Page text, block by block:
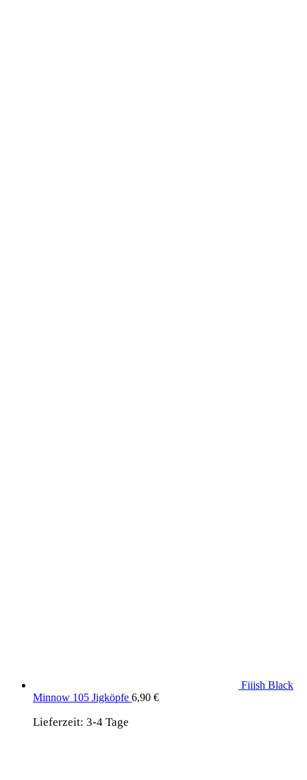
Fiiish Black
Minnow 105 Jigköpfe 6,90 €
Lieferzeit: 3-4 Tage